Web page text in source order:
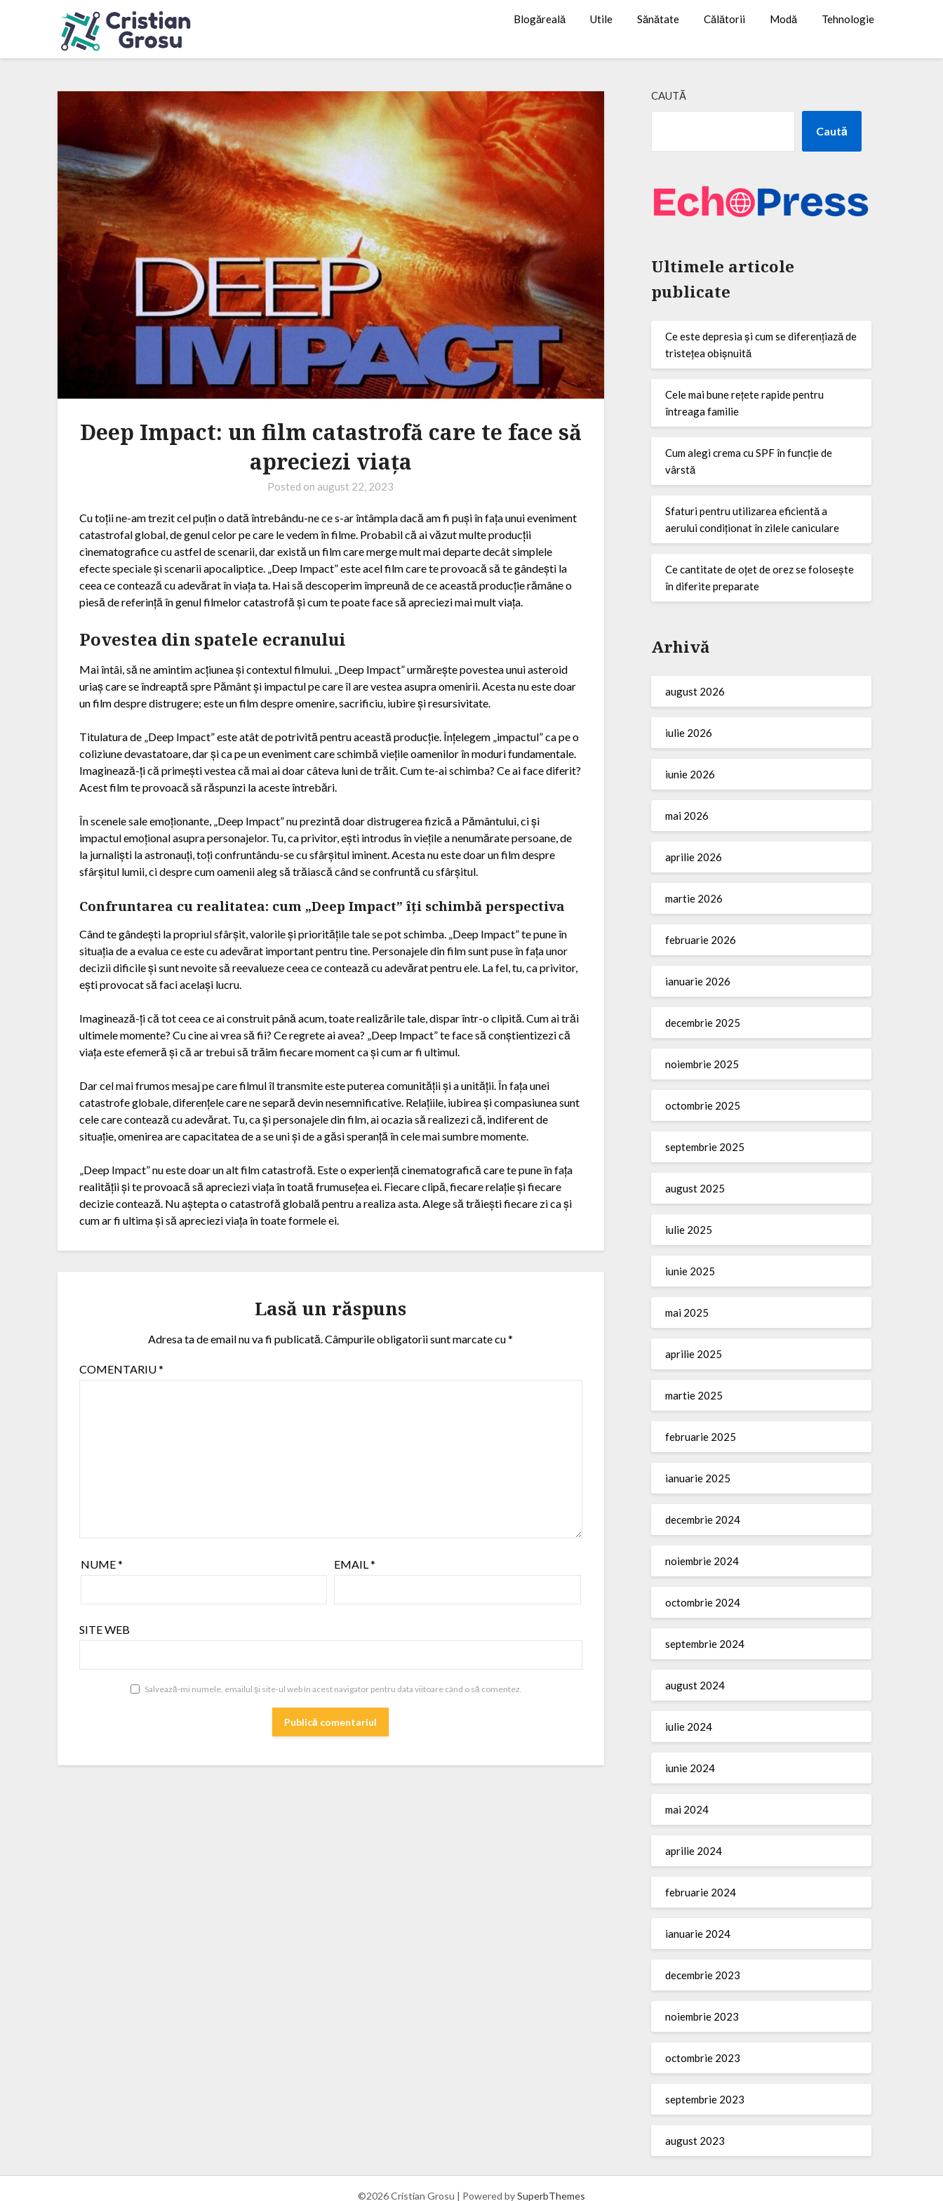
Blogăreală Utile Sănătate Călătorii Modă Tehnologie
Deep Impact: un film catastrofă care te face să
apreciezi viața
Posted on august 22, 2023
Cu toții ne-am trezit cel puțin o dată întrebându-ne ce s-ar întâmpla dacă am fi puși în fața unui eveniment
catastrofal global, de genul celor pe care le vedem în filme. Probabil că ai văzut multe producții
cinematografice cu astfel de scenarii, dar există un film care merge mult mai departe decât simplele
efecte speciale și scenarii apocaliptice. „Deep Impact” este acel film care te provoacă să te gândești la
ceea ce contează cu adevărat în viața ta. Hai să descoperim împreună de ce această producție rămâne o
piesă de referință în genul filmelor catastrofă și cum te poate face să apreciezi mai mult viața.
Povestea din spatele ecranului
Mai întâi, să ne amintim acțiunea și contextul filmului. „Deep Impact” urmărește povestea unui asteroid
uriaș care se îndreaptă spre Pământ și impactul pe care îl are vestea asupra omenirii. Acesta nu este doar
un film despre distrugere; este un film despre omenire, sacrificiu, iubire și resursivitate.
Titulatura de „Deep Impact” este atât de potrivită pentru această producție. Înțelegem „impactul” ca pe o
coliziune devastatoare, dar și ca pe un eveniment care schimbă viețile oamenilor în moduri fundamentale.
Imaginează-ți că primești vestea că mai ai doar câteva luni de trăit. Cum te-ai schimba? Ce ai face diferit?
Acest film te provoacă să răspunzi la aceste întrebări.
În scenele sale emoționante, „Deep Impact” nu prezintă doar distrugerea fizică a Pământului, ci și
impactul emoțional asupra personajelor. Tu, ca privitor, ești introdus în viețile a nenumărate persoane, de
la jurnaliști la astronauți, toți confruntându-se cu sfârșitul iminent. Acesta nu este doar un film despre
sfârșitul lumii, ci despre cum oamenii aleg să trăiască când se confruntă cu sfârșitul.
Confruntarea cu realitatea: cum „Deep Impact” îți schimbă perspectiva
Când te gândești la propriul sfârșit, valorile și prioritățile tale se pot schimba. „Deep Impact” te pune în
situația de a evalua ce este cu adevărat important pentru tine. Personajele din film sunt puse în fața unor
decizii dificile și sunt nevoite să reevalueze ceea ce contează cu adevărat pentru ele. La fel, tu, ca privitor,
ești provocat să faci același lucru.
Imaginează-ți că tot ceea ce ai construit până acum, toate realizările tale, dispar într-o clipită. Cum ai trăi
ultimele momente? Cu cine ai vrea să fii? Ce regrete ai avea? „Deep Impact” te face să conștientizezi că
viața este efemeră și că ar trebui să trăim fiecare moment ca și cum ar fi ultimul.
Dar cel mai frumos mesaj pe care filmul îl transmite este puterea comunității și a unității. În fața unei
catastrofe globale, diferențele care ne separă devin nesemnificative. Relațiile, iubirea și compasiunea sunt
cele care contează cu adevărat. Tu, ca și personajele din film, ai ocazia să realizezi că, indiferent de
situație, omenirea are capacitatea de a se uni și de a găsi speranță în cele mai sumbre momente.
„Deep Impact” nu este doar un alt film catastrofă. Este o experiență cinematografică care te pune în fața
realității și te provoacă să apreciezi viața în toată frumusețea ei. Fiecare clipă, fiecare relație și fiecare
decizie contează. Nu aștepta o catastrofă globală pentru a realiza asta. Alege să trăiești fiecare zi ca și
cum ar fi ultima și să apreciezi viața în toate formele ei.
Lasă un răspuns
Adresa ta de email nu va fi publicată.Câmpurile obligatorii sunt marcate cu*
COMENTARIU*
NUME* EMAIL*
SITE WEB
Salvează-mi numele, emailul și site-ul web în acest navigator pentru data viitoare când o să comentez.
CAUTĂ
Caută
Ultimele articole
publicate
Ce este depresia și cum se diferențiază de
tristețea obișnuită
Cele mai bune rețete rapide pentru
întreaga familie
Cum alegi crema cu SPF în funcție de
vârstă
Sfaturi pentru utilizarea eficientă a
aerului condiționat în zilele caniculare
Ce cantitate de oțet de orez se folosește
în diferite preparate
Arhivă
august 2026
iulie 2026
iunie 2026
mai 2026
aprilie 2026
martie 2026
februarie 2026
ianuarie 2026
decembrie 2025
noiembrie 2025
octombrie 2025
septembrie 2025
august 2025
iulie 2025
iunie 2025
mai 2025
aprilie 2025
martie 2025
februarie 2025
ianuarie 2025
decembrie 2024
noiembrie 2024
octombrie 2024
septembrie 2024
august 2024
iulie 2024
iunie 2024
mai 2024
aprilie 2024
februarie 2024
ianuarie 2024
decembrie 2023
noiembrie 2023
octombrie 2023
septembrie 2023
august 2023
©2026 Cristian Grosu | Powered bySuperbThemes